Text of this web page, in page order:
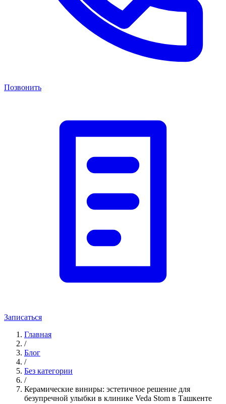
Позвонить
Записаться
Главная
/
Блог
/
Без категории
/
Керамические виниры: эстетичное решение для
безупречной улыбки в клинике Veda Stom в Ташкенте